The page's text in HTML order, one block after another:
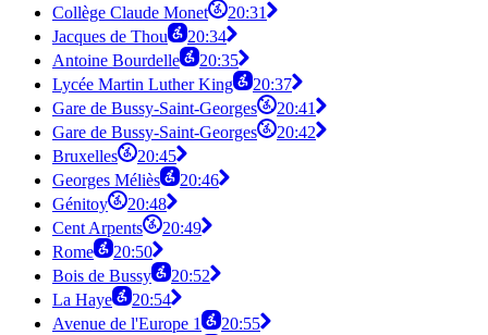
Collège Claude Monet
20:31
Jacques de Thou
20:34
Antoine Bourdelle
20:35
Lycée Martin Luther King
20:37
Gare de Bussy-Saint-Georges
20:41
Gare de Bussy-Saint-Georges
20:42
Bruxelles
20:45
Georges Méliès
20:46
Génitoy
20:48
Cent Arpents
20:49
Rome
20:50
Bois de Bussy
20:52
La Haye
20:54
Avenue de l'Europe 1
20:55